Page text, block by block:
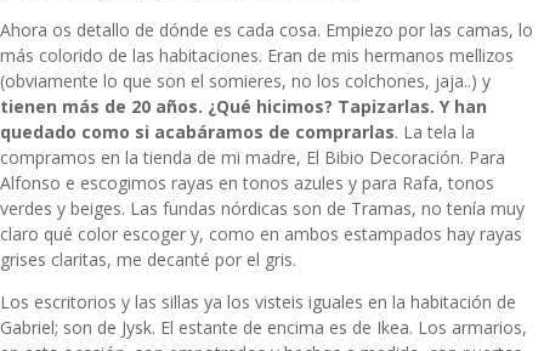
Ahora os detallo de dónde es cada cosa. Empiezo por las camas, lo
más colorido de las habitaciones. Eran de mis hermanos mellizos
(obviamente lo que son el somieres, no los colchones, jaja..) y
tienen más de 20 años. ¿Qué hicimos? Tapizarlas. Y han
quedado como si acabáramos de comprarlas. La tela la
compramos en la tienda de mi madre, El Bibio Decoración. Para
Alfonso e escogimos rayas en tonos azules y para Rafa, tonos
verdes y beiges. Las fundas nórdicas son de Tramas, no tenía muy
claro qué color escoger y, como en ambos estampados hay rayas
grises claritas, me decanté por el gris.
Los escritorios y las sillas ya los visteis iguales en la habitación de
Gabriel; son de Jysk. El estante de encima es de Ikea. Los armarios,